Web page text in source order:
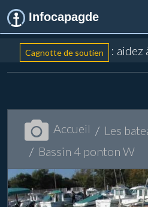
Infocapagde
Cagnotte de soutien :
Accueil
Les
Bassin 4 ponton W